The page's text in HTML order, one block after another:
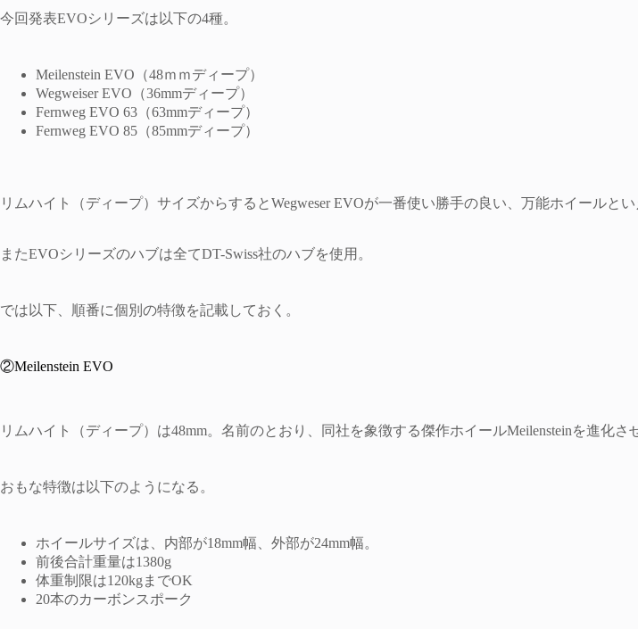
今回発表EVOシリーズは以下の4種。
Meilenstein EVO（48ｍｍディープ）
Wegweiser EVO（36mmディープ）
Fernweg EVO 63（63mmディープ）
Fernweg EVO 85（85mmディープ）
リムハイト（ディープ）サイズからするとWegweser EVOが一番使い勝手の良い、万能ホイールとい
またEVOシリーズのハブは全てDT-Swiss社のハブを使用。
では以下、順番に個別の特徴を記載しておく。
②Meilenstein EVO
リムハイト（ディープ）は48mm。名前のとおり、同社を象徴する傑作ホイールMeilensteinを進化さ
おもな特徴は以下のようになる。
ホイールサイズは、内部が18mm幅、外部が24mm幅。
前後合計重量は1380g
体重制限は120kgまでOK
20本のカーボンスポーク